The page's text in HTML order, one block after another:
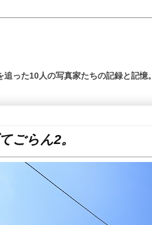
った10人の写真家たちの記録と記憶。
ごらん2。